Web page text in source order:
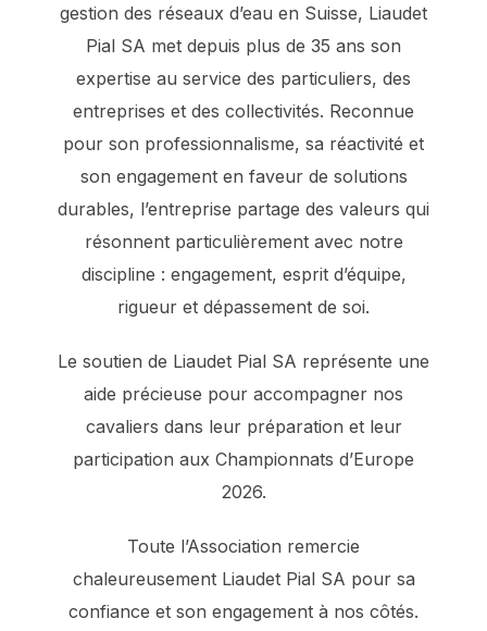
gestion des réseaux d’eau en Suisse, Liaudet
Pial SA met depuis plus de 35 ans son
expertise au service des particuliers, des
entreprises et des collectivités. Reconnue
pour son professionnalisme, sa réactivité et
son engagement en faveur de solutions
durables, l’entreprise partage des valeurs qui
résonnent particulièrement avec notre
discipline : engagement, esprit d’équipe,
rigueur et dépassement de soi.
Le soutien de Liaudet Pial SA représente une
aide précieuse pour accompagner nos
cavaliers dans leur préparation et leur
participation aux Championnats d’Europe
2026.
Toute l’Association remercie
chaleureusement Liaudet Pial SA pour sa
confiance et son engagement à nos côtés.